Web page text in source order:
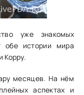
уже знакомых
обе истории мира
Корру.
месяцев. На нём
аспектах и